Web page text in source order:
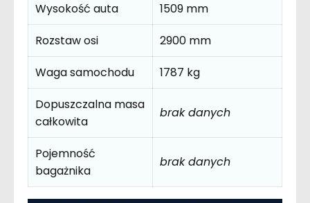
Wysokość auta
1509 mm
Rozstaw osi
2900 mm
Waga samochodu
1787 kg
Dopuszczalna masa
całkowita
brak danych
Pojemność
bagażnika
brak danych